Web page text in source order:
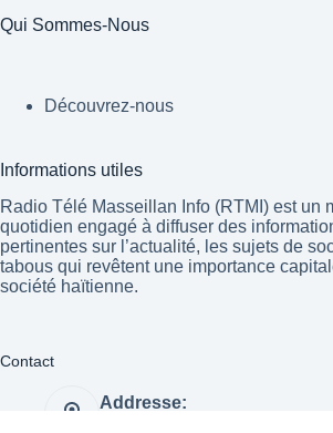
Qui Sommes-Nous
Découvrez-nous
Informations utiles
Radio Télé Masseillan Info (RTMI) est un
quotidien engagé à diffuser des
pertinentes sur l’actualité, les sujets de
tabous qui revêtent une importance
société haïtienne.
Contact
Addresse: